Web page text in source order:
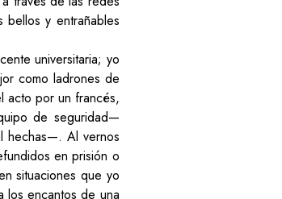
bellos y entrañables
universitaria; yo
como ladrones de
acto por un francés,
de seguridad—
hechas—. Al vernos
en prisión o
situaciones que yo
los encantos de una